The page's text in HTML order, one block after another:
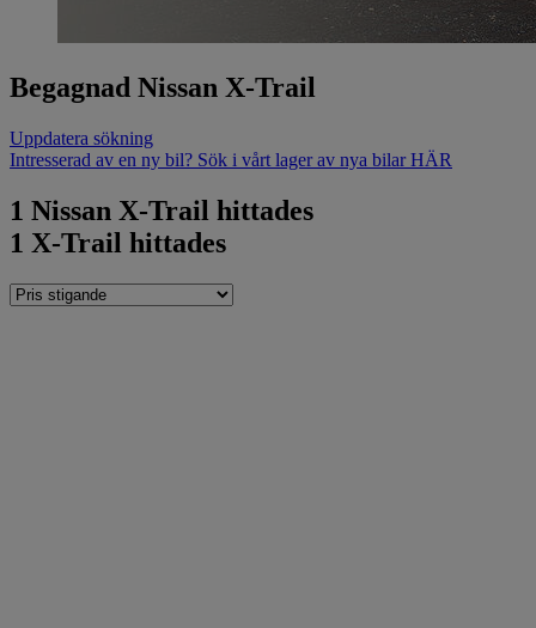
Begagnad Nissan X-Trail
Uppdatera sökning
Intresserad av en ny bil? Sök i vårt lager av nya bilar HÄR
1 Nissan X-Trail hittades
1 X-Trail hittades